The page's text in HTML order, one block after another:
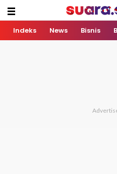
Indeks News Bisnis